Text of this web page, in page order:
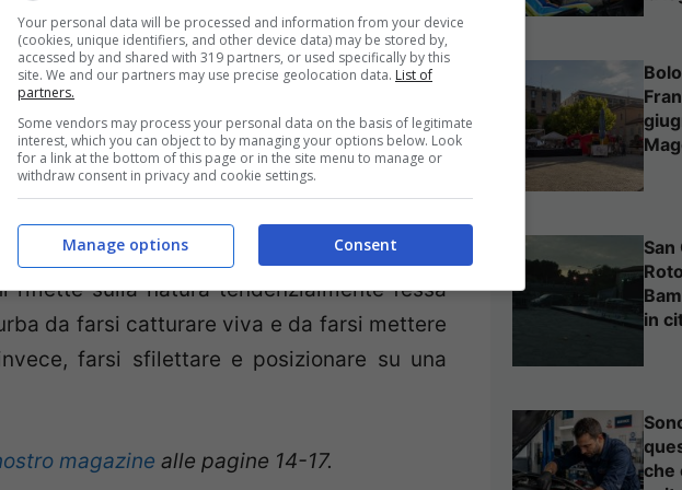
giustizia è stata fatta, e tutti noi ora
è una cosa che va preservata da tutti quei
periranno sotto le grinfie di terremoti
a cercare.
umanizzati. Credit: animalieambiente.it
riflette sulla natura tendenzialmente fessa
da farsi catturare viva e da farsi mettere
farsi sfilettare e posizionare su una
magazine alle pagine 14-17.
San
in
che
Your personal data will be processed and information from your device
(cookies, unique identifiers, and other device data) may be stored by,
accessed by and shared with 319 partners, or used specifically by this
site. We and our partners may use precise geolocation data. List of
partners.
Some vendors may process your personal data on the basis of legitimate
interest, which you can object to by managing your options below. Look
for a link at the bottom of this page or in the site menu to manage or
withdraw consent in privacy and cookie settings.
Consent
Manage options